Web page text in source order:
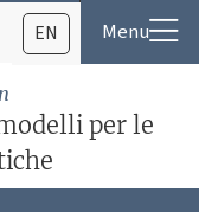
EN
per le